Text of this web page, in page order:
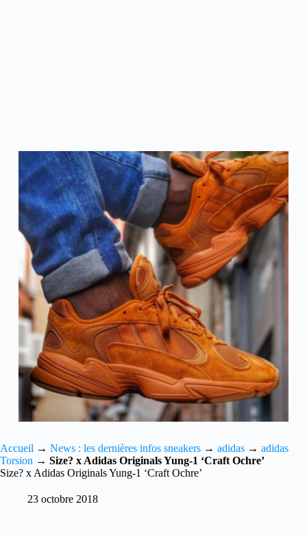
Accueil → News : les dernières infos sneakers → adidas → adidas
Torsion → Size? x Adidas Originals Yung-1 ‘Craft Ochre’
Size? x Adidas Originals Yung-1 ‘Craft Ochre’
23 octobre 2018